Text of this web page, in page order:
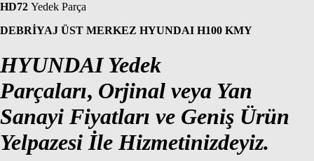
HD72 Yedek Parça
DEBRİYAJ ÜST MERKEZ HYUNDAI H100 KMY
HYUNDAI Yedek
Parçaları, Orjinal veya Yan
Sanayi Fiyatları ve Geniş Ürün
Yelpazesi İle Hizmetinizdeyiz.